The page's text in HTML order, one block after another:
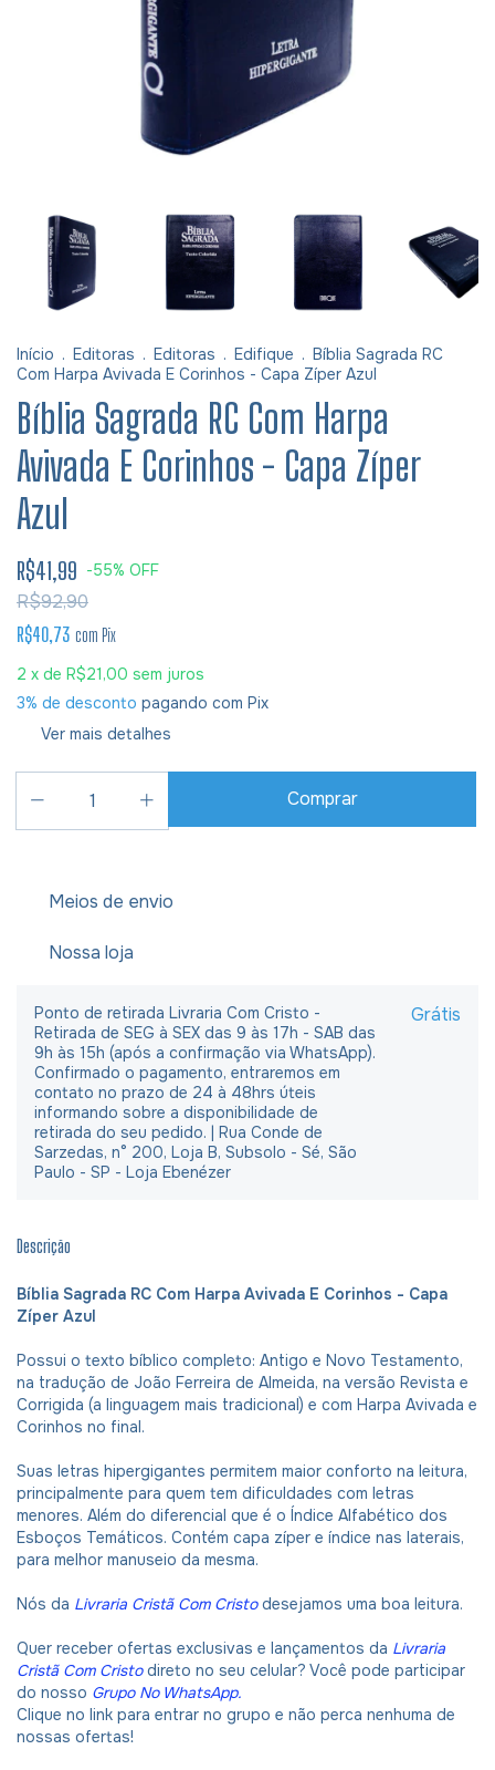
Início . Editoras . Editoras . Edifique . Bíblia Sagrada RC
Com Harpa Avivada E Corinhos - Capa Zíper Azul
Bíblia Sagrada RC Com Harpa
Avivada E Corinhos - Capa Zíper
Azul
R$41,99 -55% OFF
R$92,90
R$40,73 com Pix
2 x de R$21,00 sem juros
3% de desconto pagando com Pix
Ver mais detalhes
Meios de envio
Nossa loja
Ponto de retirada Livraria Com Cristo -
Retirada de SEG à SEX das 9 às 17h - SAB das
9h às 15h (após a confirmação via WhatsApp).
Confirmado o pagamento, entraremos em
contato no prazo de 24 à 48hrs úteis
informando sobre a disponibilidade de
retirada do seu pedido. | Rua Conde de
Sarzedas, n° 200, Loja B, Subsolo - Sé, São
Paulo - SP - Loja Ebenézer
Grátis
Descrição
Bíblia Sagrada RC Com Harpa Avivada E Corinhos - Capa
Zíper Azul
Possui o texto bíblico completo: Antigo e Novo Testamento,
na tradução de João Ferreira de Almeida, na versão Revista e
Corrigida (a linguagem mais tradicional) e com Harpa Avivada e
Corinhos no final.
Suas letras hipergigantes permitem maior conforto na leitura,
principalmente para quem tem dificuldades com letras
menores. Além do diferencial que é o Índice Alfabético dos
Esboços Temáticos. Contém capa zíper e índice nas laterais,
para melhor manuseio da mesma.
Nós da Livraria Cristã Com Cristo desejamos uma boa leitura.
Quer receber ofertas exclusivas e lançamentos da Livraria
Cristã Com Cristodireto no seu celular? Você pode participar
do nosso Grupo No WhatsApp.
Clique no link para entrar no grupo e não perca nenhuma de
nossas ofertas!